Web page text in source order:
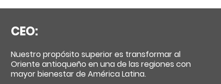
CEO:
Nuestro propósito superior es transformar al
Oriente antioqueño en una de las regiones con
mayor bienestar de América Latina.